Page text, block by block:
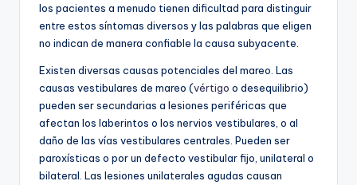
los pacientes a menudo tienen dificultad para distinguir
entre estos síntomas diversos y las palabras que eligen
no indican de manera confiable la causa subyacente.
Existen diversas causas potenciales del mareo. Las
causas vestibulares de mareo (vértigo o desequilibrio)
pueden ser secundarias a lesiones periféricas que
afectan los laberintos o los nervios vestibulares, o al
daño de las vías vestibulares centrales. Pueden ser
paroxísticas o por un defecto vestibular fijo, unilateral o
bilateral. Las lesiones unilaterales agudas causan